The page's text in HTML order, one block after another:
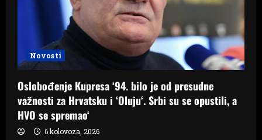
Novosti
Oslobođenje Kupresa ‘94. bilo je od presudne
važnosti za Hrvatsku i ‘Oluju‘. Srbi su se opustili, a
HVO se spremao‘
6 kolovoza, 2026